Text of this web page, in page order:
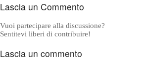
Lascia un Commento
Vuoi partecipare alla discussione?
Sentitevi liberi di contribuire!
Lascia un commento